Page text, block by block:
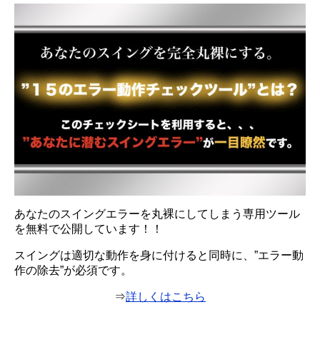
あなたのスイングエラーを丸裸にしてしまう専用ツール
を無料で公開しています！！
スイングは適切な動作を身に付けると同時に、”エラー動
作の除去”が必須です。
⇒詳しくはこちら